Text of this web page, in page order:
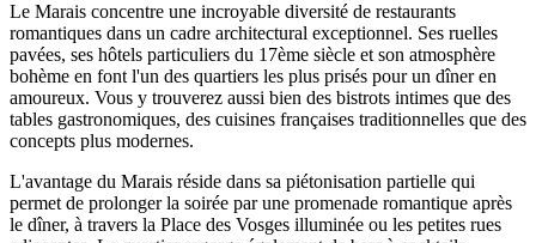
Le Marais concentre une incroyable diversité de restaurants
romantiques dans un cadre architectural exceptionnel. Ses ruelles
pavées, ses hôtels particuliers du 17ème siècle et son atmosphère
bohème en font l'un des quartiers les plus prisés pour un dîner en
amoureux. Vous y trouverez aussi bien des bistrots intimes que des
tables gastronomiques, des cuisines françaises traditionnelles que des
concepts plus modernes.
L'avantage du Marais réside dans sa piétonisation partielle qui
permet de prolonger la soirée par une promenade romantique après
le dîner, à travers la Place des Vosges illuminée ou les petites rues